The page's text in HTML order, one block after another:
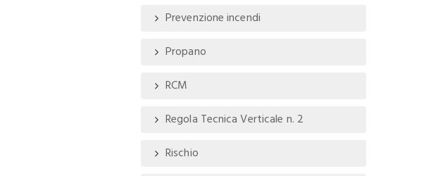
Prevenzione incendi
Propano
RCM
Regola Tecnica Verticale n. 2
Rischio